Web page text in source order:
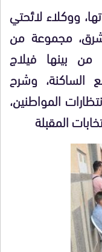
ووكلاء لائحتي
مجموعة من
من بينها فيلاج
وشرح
المواطنين،
المقبلة